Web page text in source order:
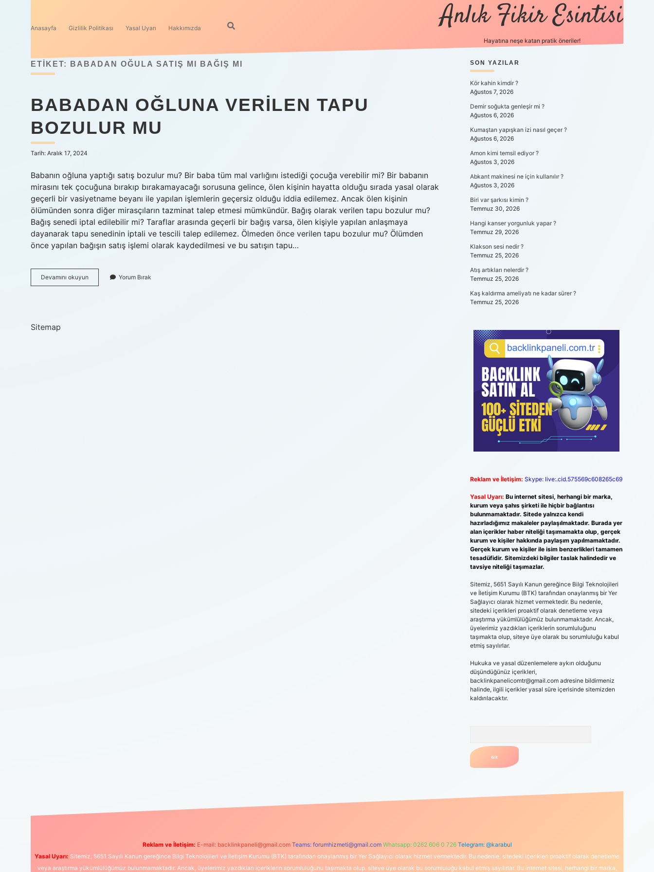
Anasayfa Gizlilik Politikası Yasal Uyarı Hakkımızda Anlık Fikir Esintisi
Hayatına neşe katan pratik öneriler!
ETIKET: BABADAN OĞULA SATIŞ MI BAĞIŞ MI
BABADAN OĞLUNA VERILEN TAPU
BOZULUR MU
Tarih: Aralık 17, 2024
Babanın oğluna yaptığı satış bozulur mu? Bir baba tüm mal varlığını istediği çocuğa verebilir mi? Bir babanın
mirasını tek çocuğuna bırakıp bırakamayacağı sorusuna gelince, ölen kişinin hayatta olduğu sırada yasal olarak
geçerli bir vasiyetname beyanı ile yapılan işlemlerin geçersiz olduğu iddia edilemez. Ancak ölen kişinin
ölümünden sonra diğer mirasçıların tazminat talep etmesi mümkündür. Bağış olarak verilen tapu bozulur mu?
Bağış senedi iptal edilebilir mi? Taraflar arasında geçerli bir bağış varsa, ölen kişiyle yapılan anlaşmaya
dayanarak tapu senedinin iptali ve tescili talep edilemez. Ölmeden önce verilen tapu bozulur mu? Ölümden
önce yapılan bağışın satış işlemi olarak kaydedilmesi ve bu satışın tapu…
Devamını okuyun Babadan
Oğluna
Yorum Bırak
Sitemap
SIDEBAR
SON YAZILAR
Kör kahin kimdir ?
Ağustos 7, 2026
Demir soğukta genleşir mi ?
Ağustos 6, 2026
Kumaştan yapışkan izi nasıl geçer ?
Ağustos 6, 2026
Amon kimi temsil ediyor ?
Ağustos 3, 2026
Abkant makinesi ne için kullanılır ?
Ağustos 3, 2026
Biri var şarkısı kimin ?
Temmuz 30, 2026
Hangi kanser yorgunluk yapar ?
Temmuz 29, 2026
Klakson sesi nedir ?
Temmuz 25, 2026
Atış artıkları nelerdir ?
Temmuz 25, 2026
Kaş kaldırma ameliyatı ne kadar sürer ?
Temmuz 25, 2026
Reklam ve İletişim: Skype: live:.cid.575569c608265c69
Yasal Uyarı: Bu internet sitesi, herhangi bir marka,
kurum veya şahıs şirketi ile hiçbir bağlantısı
bulunmamaktadır. Sitede yalnızca kendi
hazırladığımız makaleler paylaşılmaktadır. Burada yer
alan içerikler haber niteliği taşımamakta olup, gerçek
kurum ve kişiler hakkında paylaşım yapılmamaktadır.
Gerçek kurum ve kişiler ile isim benzerlikleri tamamen
tesadüfidir. Sitemizdeki bilgiler taslak halindedir ve
tavsiye niteliği taşımazlar.
Sitemiz, 5651 Sayılı Kanun gereğince Bilgi Teknolojileri
ve İletişim Kurumu (BTK) tarafından onaylanmış bir Yer
Sağlayıcı olarak hizmet vermektedir. Bu nedenle,
sitedeki içerikleri proaktif olarak denetleme veya
araştırma yükümlülüğümüz bulunmamaktadır. Ancak,
üyelerimiz yazdıkları içeriklerin sorumluluğunu
taşımakta olup, siteye üye olarak bu sorumluluğu kabul
etmiş sayılırlar.
Hukuka ve yasal düzenlemelere aykırı olduğunu
düşündüğünüz içerikleri,
backlinkpanelicomtr@gmail.comadresine bildirmeniz
halinde, ilgili içerikler yasal süre içerisinde sitemizden
kaldırılacaktır.
Reklam ve İletişim: E-mail: backlinkpaneli@gmail.com Teams: forumhizmeti@gmail.com Whatsapp: 0262 606 0 726 Telegram: @karabul
Yasal Uyarı: Sitemiz, 5651 Sayılı Kanun gereğince Bilgi Teknolojileri ve İletişim Kurumu (BTK) tarafından onaylanmış bir Yer Sağlayıcı olarak hizmet vermektedir. Bu nedenle, sitedeki içerikleri proaktif olarak denetleme
veya araştırma yükümlülüğümüz bulunmamaktadır. Ancak, üyelerimiz yazdıkları içeriklerin sorumluluğunu taşımakta olup, siteye üye olarak bu sorumluluğu kabul etmiş sayılırlar. Bu internet sitesi, herhangi bir marka,